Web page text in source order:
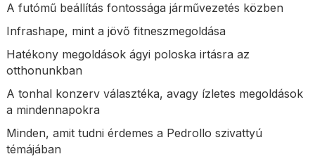
A futómű beállítás fontossága járművezetés közben
Infrashape, mint a jövő fitneszmegoldása
Hatékony megoldások ágyi poloska irtásra az
otthonunkban
A tonhal konzerv választéka, avagy ízletes megoldások
a mindennapokra
Minden, amit tudni érdemes a Pedrollo szivattyú
témájában